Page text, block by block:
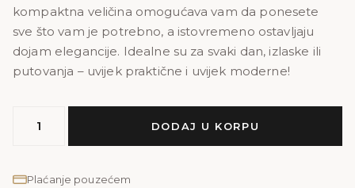
kompaktna veličina omogućava vam da ponesete
sve što vam je potrebno, a istovremeno ostavljaju
dojam elegancije. Idealne su za svaki dan, izlaske ili
putovanja – uvijek praktične i uvijek moderne!
UNA
|
DODAJ U KORPU
Plaćanje pouzećem